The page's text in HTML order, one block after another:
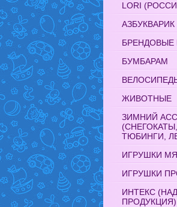
LORI
АЗБУКВАРИК
БРЕНДОВЫЕ
БУМБАРАМ
ЖИВОТНЫЕ
ЗИМНИЙ
ТЮБИНГИ,
ИГРУШКИ
ИГРУШКИ
ИНТЕКС
ПРОДУКЦИЯ)